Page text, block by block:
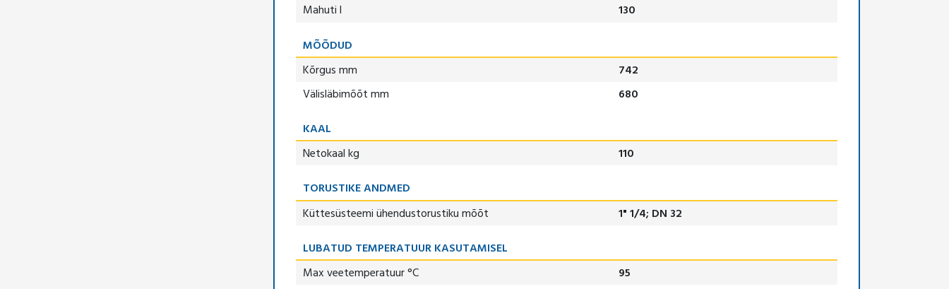
Mahuti l
130
MÕÕDUD
Kõrgus mm
742
Välisläbimõõt mm
680
KAAL
Netokaal kg
110
TORUSTIKE ANDMED
Küttesüsteemi ühendustorustiku mõõt
1" 1/4; DN 32
LUBATUD TEMPERATUUR KASUTAMISEL
Max veetemperatuur °C
95